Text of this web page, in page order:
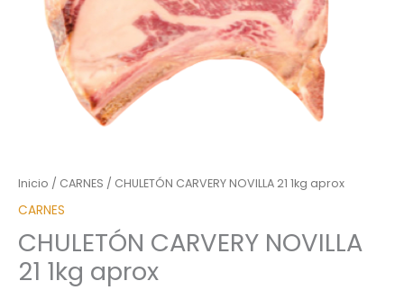
Inicio / CARNES / CHULETÓN CARVERY NOVILLA 21 1kg aprox
CARNES
CHULETÓN CARVERY NOVILLA
21 1kg aprox